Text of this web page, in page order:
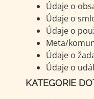
Údaje o
Údaje o
Údaje o
Meta/
Údaje o
Údaje o
KATEGORIE